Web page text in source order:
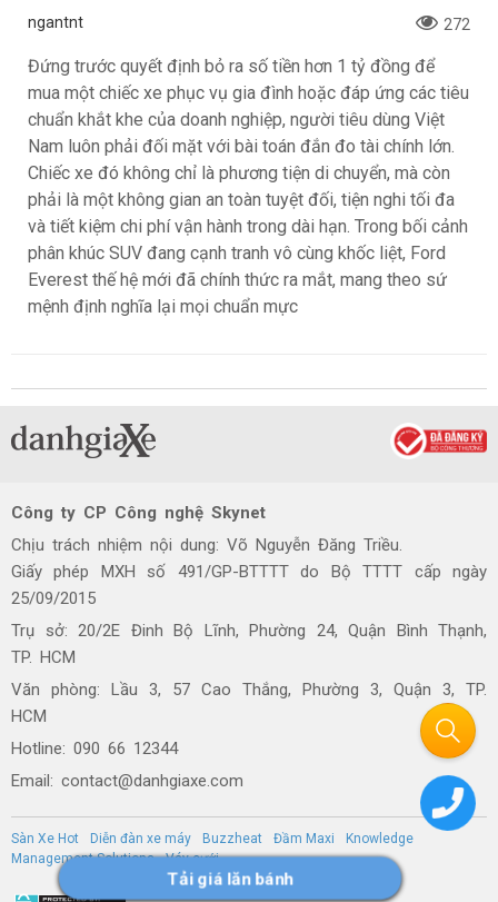
ngantnt 272
Đứng trước quyết định bỏ ra số tiền hơn 1 tỷ đồng để
mua một chiếc xe phục vụ gia đình hoặc đáp ứng các tiêu
chuẩn khắt khe của doanh nghiệp, người tiêu dùng Việt
Nam luôn phải đối mặt với bài toán đắn đo tài chính lớn.
Chiếc xe đó không chỉ là phương tiện di chuyển, mà còn
phải là một không gian an toàn tuyệt đối, tiện nghi tối đa
và tiết kiệm chi phí vận hành trong dài hạn. Trong bối cảnh
phân khúc SUV đang cạnh tranh vô cùng khốc liệt, Ford
Everest thế hệ mới đã chính thức ra mắt, mang theo sứ
mệnh định nghĩa lại mọi chuẩn mực
Tải giá lăn bánh
Công ty CP Công nghệ Skynet
Chịu trách nhiệm nội dung: Võ Nguyễn Đăng Triều.
Giấy phép MXH số 491/GP-BTTTT do Bộ TTTT cấp ngày
25/09/2015
Trụ sở: 20/2E Đinh Bộ Lĩnh, Phường 24, Quận Bình Thạnh,
TP. HCM
Văn phòng: Lầu 3, 57 Cao Thắng, Phường 3, Quận 3, TP.
HCM
Hotline: 090 66 12344
Email: contact@danhgiaxe.com
Sàn Xe Hot Diễn đàn xe máy Buzzheat Đầm Maxi
Knowledge
Management Solutions
Váy cưới